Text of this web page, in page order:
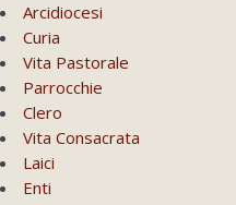
Arcidiocesi
Curia
Vita Pastorale
Parrocchie
Clero
Vita Consacrata
Laici
Enti